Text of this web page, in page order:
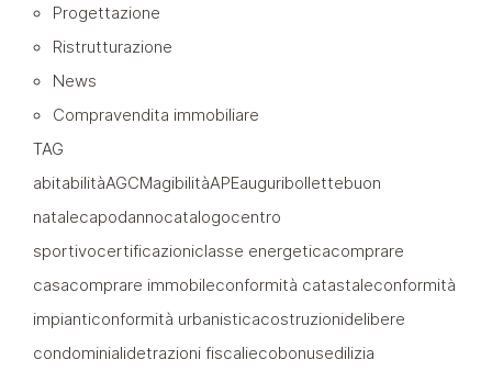
Progettazione
Ristrutturazione
News
Compravendita immobiliare
TAG
abitabilitàAGCMagibilitàAPEauguribollettebuon
natalecapodannocatalogocentro
sportivocertificazioniclasse energeticacomprare
casacomprare immobileconformità catastaleconformità
impianticonformità urbanisticacostruzionidelibere
condominialidetrazioni fiscaliecobonusedilizia